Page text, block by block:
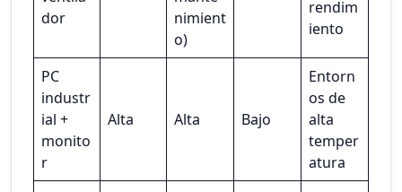
dor
nimient
o)
rendim
iento
PC
industr
ial +
monito
r
Alta Alta Bajo
Entorn
os de
alta
temper
atura